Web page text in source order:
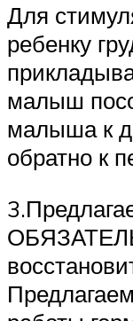
Для
ребенку
малыш
малыша к
обратно к